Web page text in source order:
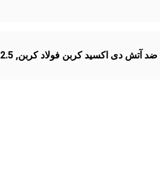
ضد آتش دی اکسید کربن فولاد کربن, 2.5 کیلوگرم آتش خنک کننده دی اکسید کربن